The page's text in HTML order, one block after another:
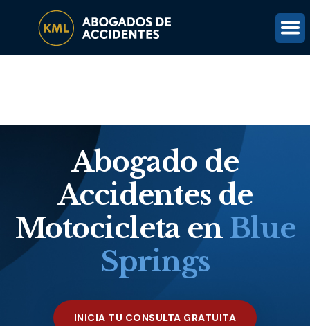
OBTÉN UNA REVISIÓN GRATUITA DEL CASO
Abogado de
Accidentes de
Motocicleta en Blue
Springs
INICIA TU CONSULTA GRATUITA